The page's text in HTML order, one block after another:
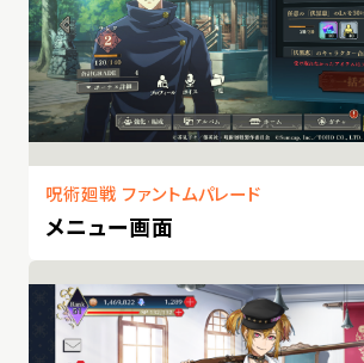
呪術廻戦 ファントムパレード
メニュー画面